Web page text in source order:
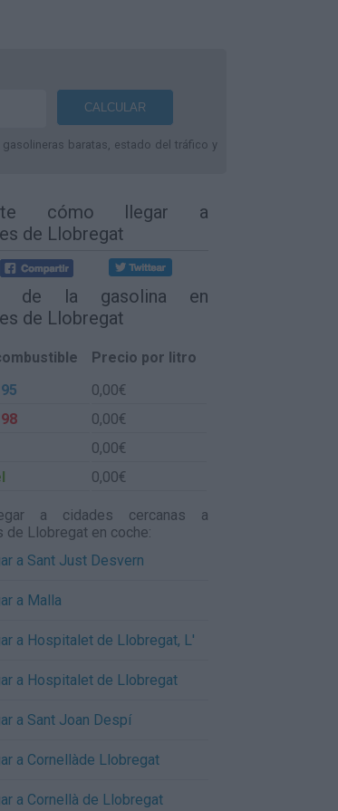
baratas, estado del tráfico y
cómo llegar a
de Llobregat
de la gasolina en
de Llobregat
Precio por litro
0,00€
0,00€
0,00€
0,00€
a cidades cercanas a
de Llobregat en coche:
a Sant Just Desvern
a Malla
a Hospitalet de Llobregat, L'
a Hospitalet de Llobregat
a Sant Joan Despí
a Cornellàde Llobregat
a Cornellà de Llobregat